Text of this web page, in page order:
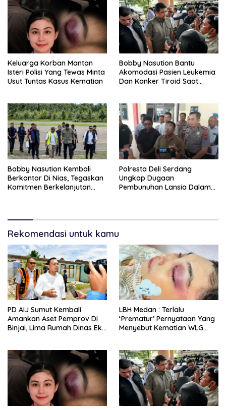
Keluarga Korban Mantan
Isteri Polisi Yang Tewas Minta
Usut Tuntas Kasus Kematian
Bobby Nasution Bantu
Akomodasi Pasien Leukemia
Dan Kanker Tiroid Saat
Bobby Nasution Kembali
Berkantor Di Nias, Tegaskan
Komitmen Berkelanjutan
Polresta Deli Serdang
Ungkap Dugaan
Pembunuhan Lansia Dalam
Rekomendasi untuk kamu
PD AIJ Sumut Kembali
Amankan Aset Pemprov Di
Binjai, Lima Rumah Dinas Eks
LBH Medan : Terlalu
‘Prematur’ Pernyataan Yang
Menyebut Kematian WLG